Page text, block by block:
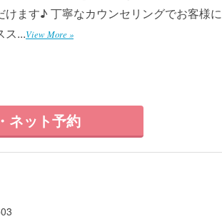
ます♪ 丁寧なカウンセリングでお客様に
ス...View More »
ネット予約